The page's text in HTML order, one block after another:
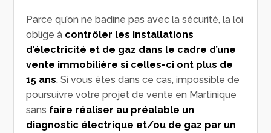
Parce qu’on ne badine pas avec la sécurité, la loi
oblige à contrôler les installations
d’électricité et de gaz dans le cadre d’une
vente immobilière si celles-ci ont plus de
15 ans. Si vous êtes dans ce cas, impossible de
poursuivre votre projet de vente en Martinique
sans faire réaliser au préalable un
diagnostic électrique et/ou de gaz par un